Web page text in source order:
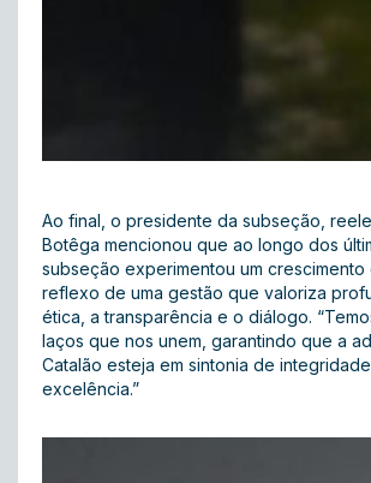
Ao final, o presidente da subseção,
Botêga mencionou que ao longo dos
subseção experimentou um crescimento
reflexo de uma gestão que valoriza
ética, a transparência e o diálogo.
laços que nos unem, garantindo que a
Catalão esteja em sintonia de
excelência.”